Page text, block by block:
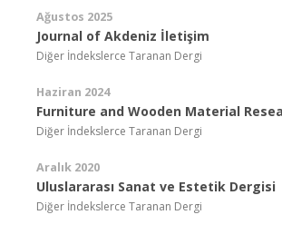
Ağustos 2025
Journal of Akdeniz İletişim
Diğer İndekslerce Taranan Dergi
Haziran 2024
Furniture and Wooden Material
Diğer İndekslerce Taranan Dergi
Aralık 2020
Uluslararası Sanat ve Estetik Dergisi
Diğer İndekslerce Taranan Dergi